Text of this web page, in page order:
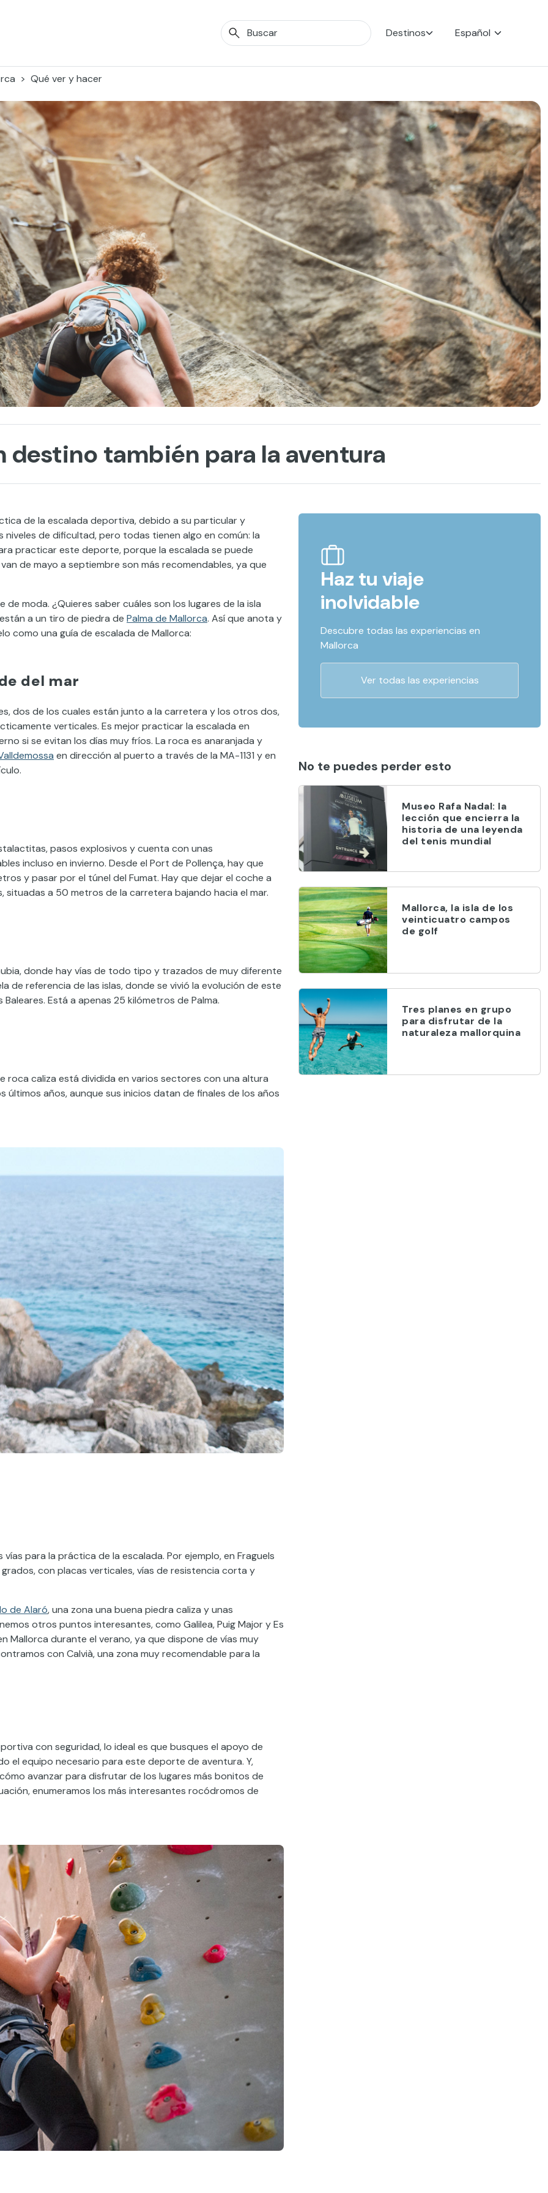
Destinos Español
Qué ver y hacer
destino también para la aventura
de la escalada deportiva, debido a su particular y
de dificultad, pero todas tienen algo en común: la
practicar este deporte, porque la escalada se puede
de mayo a septiembre son más recomendables, ya que
moda. ¿Quieres saber cuáles son los lugares de la isla
a un tiro de piedra de Palma de Mallorca. Así que anota y
como una guía de escalada de Mallorca:
del mar
dos de los cuales están junto a la carretera y los otros dos,
verticales. Es mejor practicar la escalada en
si se evitan los días muy fríos. La roca es anaranjada y
en dirección al puerto a través de la MA-1131 y en
pasos explosivos y cuenta con unas
incluso en invierno. Desde el Port de Pollença, hay que
y pasar por el túnel del Fumat. Hay que dejar el coche a
a 50 metros de la carretera bajando hacia el mar.
donde hay vías de todo tipo y trazados de muy diferente
de referencia de las islas, donde se vivió la evolución de este
Está a apenas 25 kilómetros de Palma.
roca caliza está dividida en varios sectores con una altura
últimos años, aunque sus inicios datan de finales de los años
para la práctica de la escalada. Por ejemplo, en Fraguels
con placas verticales, vías de resistencia corta y
de Alaró, una zona una buena piedra caliza y unas
otros puntos interesantes, como Galilea, Puig Major y Es
Mallorca durante el verano, ya que dispone de vías muy
con Calvià, una zona muy recomendable para la
con seguridad, lo ideal es que busques el apoyo de
el equipo necesario para este deporte de aventura. Y,
avanzar para disfrutar de los lugares más bonitos de
enumeramos los más interesantes rocódromos de
Haz tu viaje
inolvidable
Descubre todas las experiencias en
Mallorca
Ver todas las experiencias
No te puedes perder esto
Museo Rafa Nadal: la
lección que encierra la
historia de una leyenda
del tenis mundial
Mallorca, la isla de los
veinticuatro campos
de golf
Tres planes en grupo
para disfrutar de la
naturaleza mallorquina